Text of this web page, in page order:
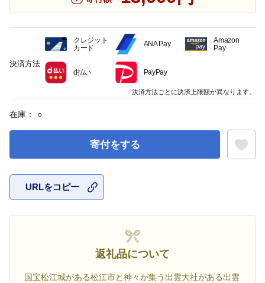
在庫： ○
寄付をする
URLをコピー
返礼品について
国宝松江城がある松江市と神々が集う出雲大社がある出雲
決済方法
クレジット
カード
ANA Pay
Amazon
Pay
d払い PayPay
決済方法ごとに決済上限額が異なります。